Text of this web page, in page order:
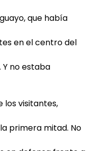
que había
en el centro del
no estaba
los visitantes,
primera mitad. No